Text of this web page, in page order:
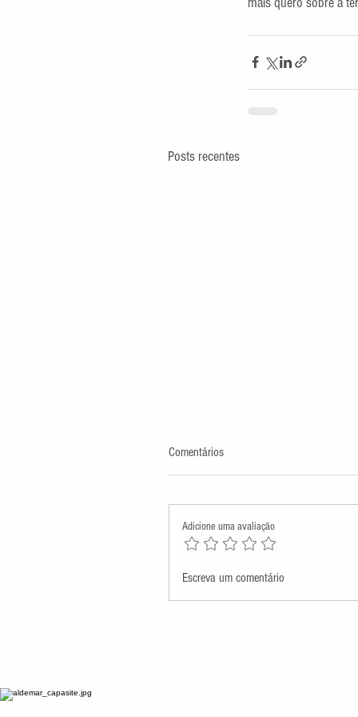
Posts recentes
Assembleia Legislativa presta
Comentários
Adicione uma avaliação
Escreva um comentário